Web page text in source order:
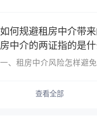
如何规避租房中介带
房中介的两证指的是什
查看全部